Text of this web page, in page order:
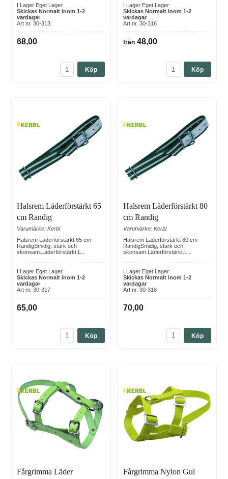
I Lager Eget Lager
Skickas Normalt inom 1-2
vardagar
Art nr. 30-313
68,00
Köp
I Lager Eget Lager
Skickas Normalt inom 1-2
vardagar
Art nr. 30-316
från 48,00
Köp
Halsrem Läderförstärkt 65
cm Randig
Varumärke: Kerbl
Halsrem Läderförstärkt 65 cm
RandigSmidig, stark och
skonsam.Läderförstärkt.L...
I Lager Eget Lager
Skickas Normalt inom 1-2
vardagar
Art nr. 30-317
65,00
Köp
Halsrem Läderförstärkt 80
cm Randig
Varumärke: Kerbl
Halsrem Läderförstärkt 80 cm
RandigSmidig, stark och
skonsam.Läderförstärkt.L...
I Lager Eget Lager
Skickas Normalt inom 1-2
vardagar
Art nr. 30-318
70,00
Köp
Fårgrimma Läder Fårgrimma Nylon Gul